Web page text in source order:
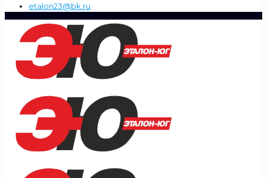
etalon23@bk.ru